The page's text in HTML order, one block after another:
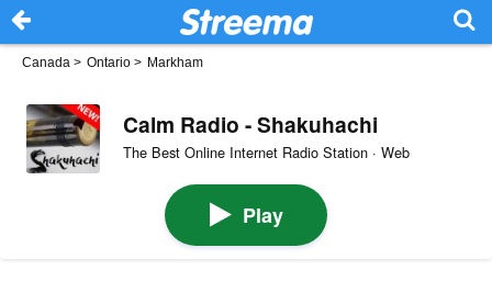
Canada > Ontario > Markham
Calm Radio - Shakuhachi
The Best Online Internet Radio Station · Web
Play